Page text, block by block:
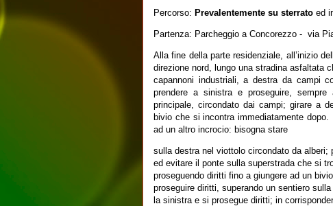
Percorso: Prevalentemente su sterrato ed
Partenza: Parcheggio a Concorezzo - via
Alla fine della parte residenziale, all’inizio
direzione nord, lungo una stradina asfaltata
capannoni industriali, a destra da campi
prendere a sinistra e proseguire,
principale, circondato dai campi; girare a
bivio che si incontra immediatamente
ad un altro incrocio: bisogna stare
sulla destra nel viottolo circondato da
ed evitare il ponte sulla superstrada che si
proseguendo diritti fino a giungere ad un
proseguire diritti, superando un sentiero
la sinistra e si prosegue diritti; in